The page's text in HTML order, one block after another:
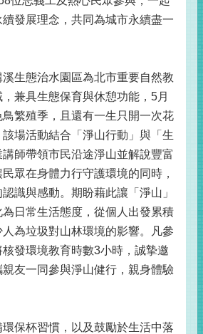
發展理念，共同為城市永續盡一
生態治水園區為北市重要自然教
兼具生態保育與休憩功能，5月
繁殖季，且還有一生只開一次花
場活動結合「淨山行動」與「生
師帶領市民沿途淨山並解說豐富
眾在身體力行守護環境的同時，
識與感動。期盼藉此讓「淨山」
日常生活態度，從個人出發累積
為垃圾對山林環境的影響。凡參
發環境教育時數3小時，誠摯邀
友一同參與淨山健行，親身體驗
保杯習慣，以及鼓勵於生活中落